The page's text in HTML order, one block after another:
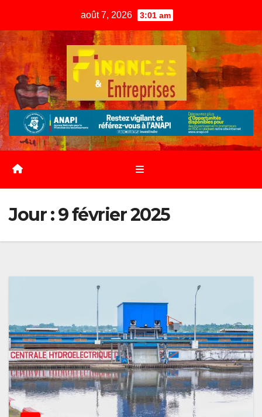
content
août 7, 2026 3:01 am
Jour :9 février 2025